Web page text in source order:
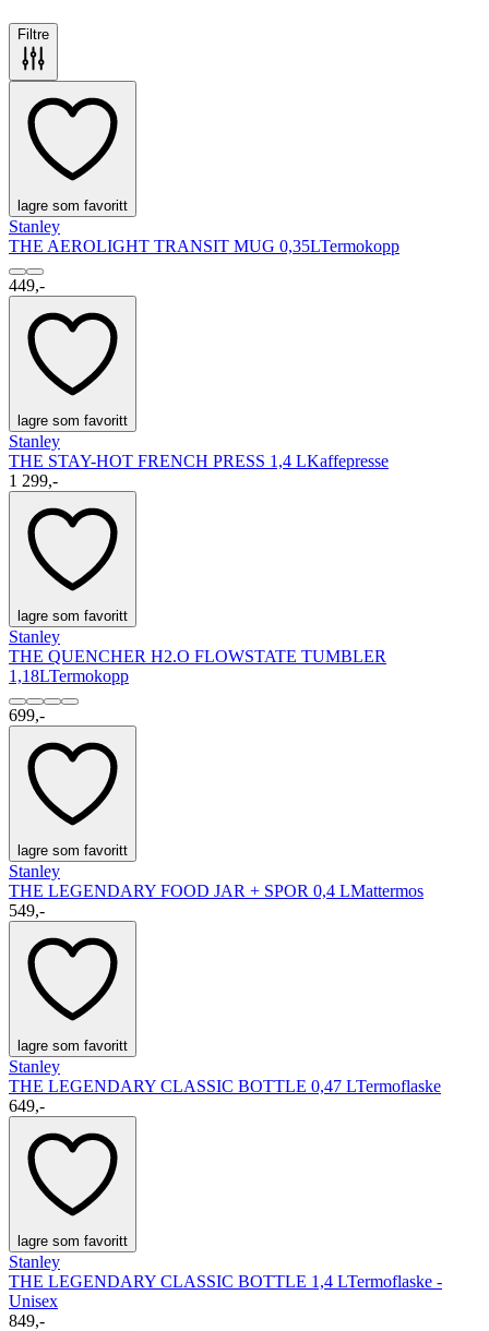
Filtre
lagre som favoritt
Stanley
THE AEROLIGHT TRANSIT MUG 0,35LTermokopp
449,-
lagre som favoritt
Stanley
THE STAY-HOT FRENCH PRESS 1,4 LKaffepresse
1 299,-
lagre som favoritt
Stanley
THE QUENCHER H2.O FLOWSTATE TUMBLER
1,18LTermokopp
699,-
lagre som favoritt
Stanley
THE LEGENDARY FOOD JAR + SPOR 0,4 LMattermos
549,-
lagre som favoritt
Stanley
THE LEGENDARY CLASSIC BOTTLE 0,47 LTermoflaske
649,-
lagre som favoritt
Stanley
THE LEGENDARY CLASSIC BOTTLE 1,4 LTermoflaske -
Unisex
849,-